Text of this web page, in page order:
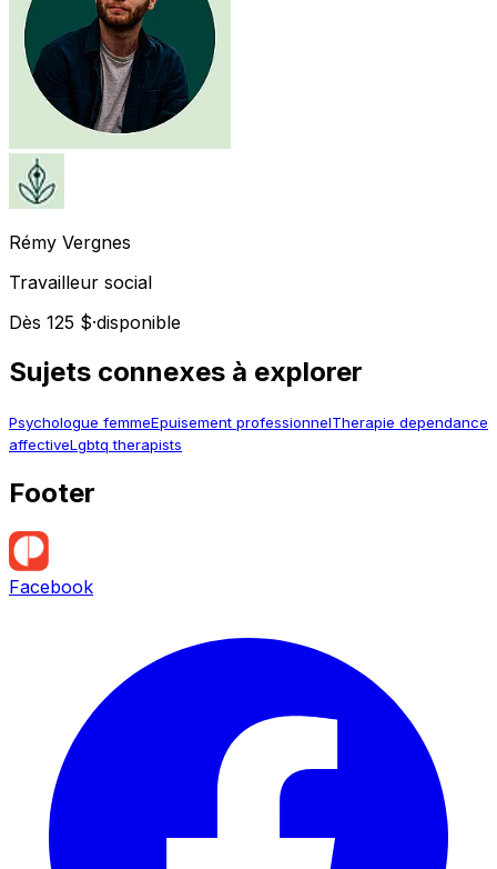
Rémy Vergnes
Travailleur social
Dès 125 $·disponible
Sujets connexes à explorer
Psychologue femmeEpuisement professionnelTherapie dependance
affectiveLgbtq therapists
Footer
Facebook